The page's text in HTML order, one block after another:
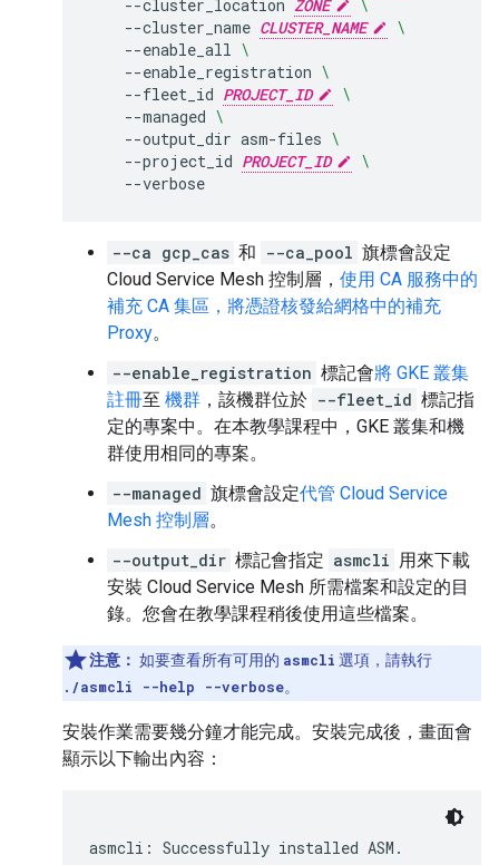
--cluster_location ZONE
\
--cluster_name CLUSTER_NAME
\
--enable_all \
--enable_registration \
--fleet_id PROJECT_ID
\
--managed \
--output_dir asm-files \
--project_id PROJECT_ID
\
--verbose
--ca gcp_cas 和 --ca_pool 旗標會設定
Cloud Service Mesh 控制層， 使用 CA 服務中的
補充 CA 集區，將憑證核發給網格中的補充
Proxy。
--enable_registration 標記會將 GKE 叢集
註冊至 機群 ，該機群位於 --fleet_id 標記指
定的專案中。在本教學課程中，GKE 叢集和機
群使用相同的專案。
--managed 旗標會設定代管 Cloud Service
Mesh 控制層。
--output_dir 標記會指定 asmcli 用來下載
安裝 Cloud Service Mesh 所需檔案和設定的目
錄。您會在教學課程稍後使用這些檔案。
注意： 如要查看所有可用的 asmcli 選項，請執行
./asmcli --help --verbose。
安裝作業需要幾分鐘才能完成。安裝完成後，畫面會
顯示以下輸出內容：